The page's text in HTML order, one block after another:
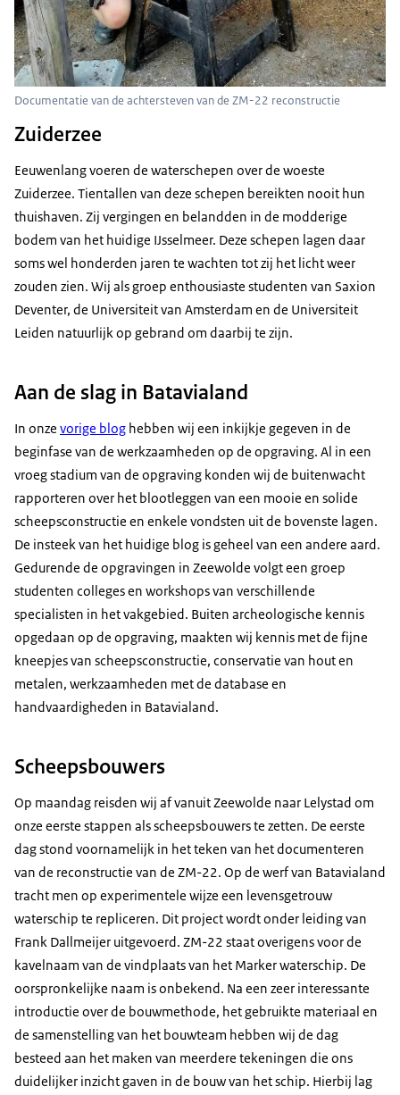
Documentatie van de achtersteven van de ZM-22 reconstructie
Zuiderzee
Eeuwenlang voeren de waterschepen over de woeste
Zuiderzee. Tientallen van deze schepen bereikten nooit hun
thuishaven. Zij vergingen en belandden in de modderige
bodem van het huidige IJsselmeer. Deze schepen lagen daar
soms wel honderden jaren te wachten tot zij het licht weer
zouden zien. Wij als groep enthousiaste studenten van Saxion
Deventer, de Universiteit van Amsterdam en de Universiteit
Leiden natuurlijk op gebrand om daarbij te zijn.
Aan de slag in Batavialand
In onze vorige blog hebben wij een inkijkje gegeven in de
beginfase van de werkzaamheden op de opgraving. Al in een
vroeg stadium van de opgraving konden wij de buitenwacht
rapporteren over het blootleggen van een mooie en solide
scheepsconstructie en enkele vondsten uit de bovenste lagen.
De insteek van het huidige blog is geheel van een andere aard.
Gedurende de opgravingen in Zeewolde volgt een groep
studenten colleges en workshops van verschillende
specialisten in het vakgebied. Buiten archeologische kennis
opgedaan op de opgraving, maakten wij kennis met de fijne
kneepjes van scheepsconstructie, conservatie van hout en
metalen, werkzaamheden met de database en
handvaardigheden in Batavialand.
Scheepsbouwers
Op maandag reisden wij af vanuit Zeewolde naar Lelystad om
onze eerste stappen als scheepsbouwers te zetten. De eerste
dag stond voornamelijk in het teken van het documenteren
van de reconstructie van de ZM-22. Op de werf van Batavialand
tracht men op experimentele wijze een levensgetrouw
waterschip te repliceren. Dit project wordt onder leiding van
Frank Dallmeijer uitgevoerd. ZM-22 staat overigens voor de
kavelnaam van de vindplaats van het Marker waterschip. De
oorspronkelijke naam is onbekend. Na een zeer interessante
introductie over de bouwmethode, het gebruikte materiaal en
de samenstelling van het bouwteam hebben wij de dag
besteed aan het maken van meerdere tekeningen die ons
duidelijker inzicht gaven in de bouw van het schip. Hierbij lag